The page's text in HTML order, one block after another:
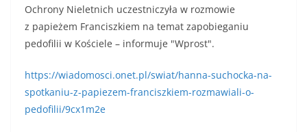
Ochrony Nieletnich uczestniczyła w rozmowie
z papieżem Franciszkiem na temat zapobieganiu
pedofilii w Kościele – informuje "Wprost".
https://wiadomosci.onet.pl/swiat/hanna-suchocka-na-
spotkaniu-z-papiezem-franciszkiem-rozmawiali-o-
pedofilii/9cx1m2e